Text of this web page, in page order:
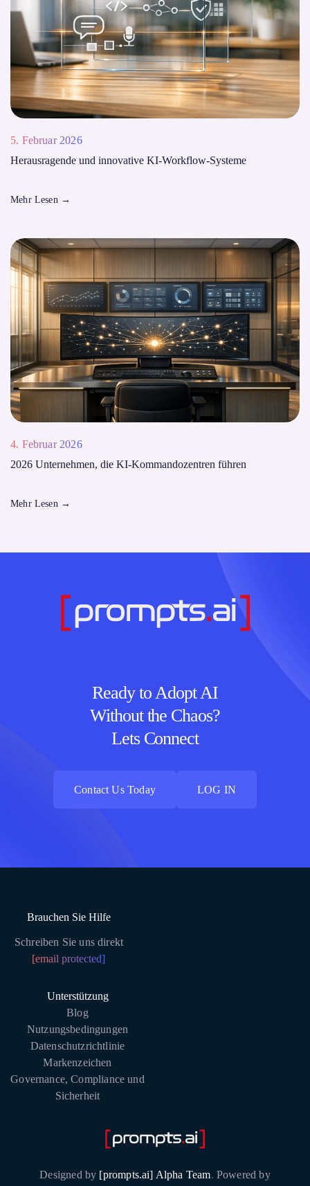
5. Februar 2026
Herausragende und innovative KI-Workflow-Systeme
Mehr Lesen →
4. Februar 2026
2026 Unternehmen, die KI-Kommandozentren führen
Mehr Lesen →
Ready to Adopt AI
Without the Chaos?
Lets Connect
Contact Us Today
LOG IN
Brauchen Sie Hilfe
Schreiben Sie uns direkt
[email protected]
Unterstützung
Blog
Nutzungsbedingungen
Datenschutzrichtlinie
Markenzeichen
Governance, Compliance und
Sicherheit
Designed by [prompts.ai] Alpha Team. Powered by